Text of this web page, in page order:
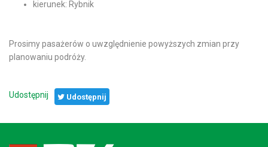
kierunek: Rybnik
Prosimy pasażerów o uwzględnienie powyższych zmian przy
planowaniu podróży.
Udostępnij Udostępnij